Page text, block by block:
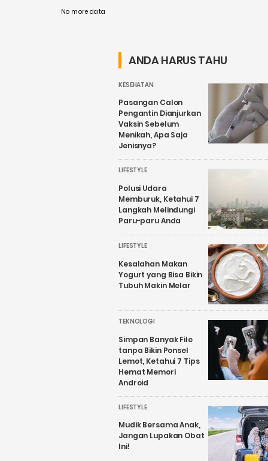
No more data
ANDA HARUS TAHU
KESEHATAN
Pasangan Calon
Pengantin Dianjurkan
Vaksin Sebelum
Menikah, Apa Saja
Jenisnya?
LIFESTYLE
Polusi Udara
Memburuk, Ketahui 7
Langkah Melindungi
Paru-paru Anda
LIFESTYLE
Kesalahan Makan
Yogurt yang Bisa Bikin
Tubuh Makin Melar
TEKNOLOGI
Simpan Banyak File
tanpa Bikin Ponsel
Lemot, Ketahui 7 Tips
Hemat Memori
Android
LIFESTYLE
Mudik Bersama Anak,
Jangan Lupakan Obat
Ini!